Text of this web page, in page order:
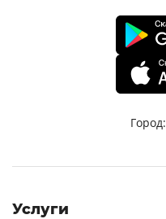
Город:
Услуги